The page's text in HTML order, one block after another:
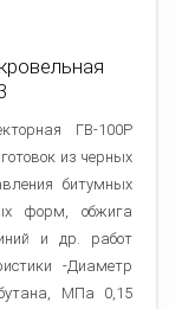
ГВ-100Р
из черных
битумных
форм, обжига
и др. работ
-Диаметр
МПа 0,15